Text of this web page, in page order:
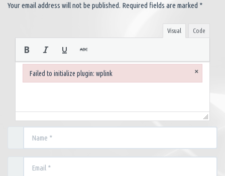
Your email address will not be published. Required fields are marked *
Visual Code
Failed to initialize plugin: wplink ×
Failed to initialize plugin: wplink